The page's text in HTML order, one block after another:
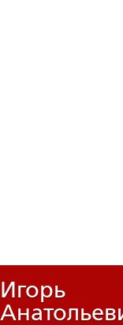
Игорь